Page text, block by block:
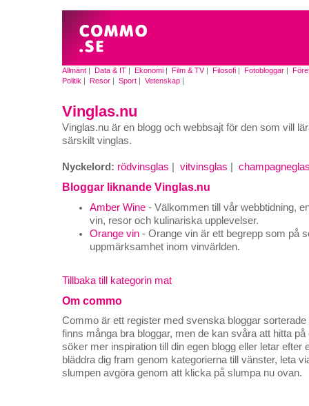
Allmänt | Data & IT | Ekonomi | Film & TV| Filosofi | Fotobloggar |
Politik | Resor | Sport | Vetenskap |
Vinglas.nu
Vinglas.nu är en blogg och webbsajt för den som vill
särskilt vinglas.
Nyckelord: rödvinsglas vitvinsglas
Bloggar liknande Vinglas.nu
Amber Wine - Välkommen till vår webbtidning,
vin, resor och kulinariska upplevelser.
Orange vin - Orange vin är ett begrepp som på
uppmärksamhet inom vinvärlden.
Tillbaka till kategorin mat
Om commo
Commo är ett register med svenska bloggar sorterade
finns många bra bloggar, men de kan svåra att hitta
söker mer inspiration till din egen blogg eller letar efter
bläddra dig fram genom kategorierna till vänster, leta
slumpen avgöra genom att klicka på slumpa nu ovan.